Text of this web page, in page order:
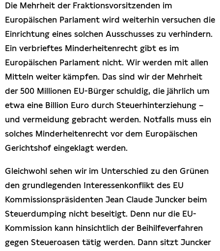
Die Mehrheit der Fraktionsvorsitzenden im
Europäischen Parlament wird weiterhin versuchen die
Einrichtung eines solchen Ausschusses zu verhindern.
Ein verbrieftes Minderheitenrecht gibt es im
Europäischen Parlament nicht. Wir werden mit allen
Mitteln weiter kämpfen. Das sind wir der Mehrheit
der 500 Millionen EU-Bürger schuldig, die jährlich um
etwa eine Billion Euro durch Steuerhinterziehung –
und vermeidung gebracht werden. Notfalls muss ein
solches Minderheitenrecht vor dem Europäischen
Gerichtshof eingeklagt werden.
Gleichwohl sehen wir im Unterschied zu den Grünen
den grundlegenden Interessenkonflikt des EU
Kommissionspräsidenten Jean Claude Juncker beim
Steuerdumping nicht beseitigt. Denn nur die EU-
Kommission kann hinsichtlich der Beihilfeverfahren
gegen Steueroasen tätig werden. Dann sitzt Juncker